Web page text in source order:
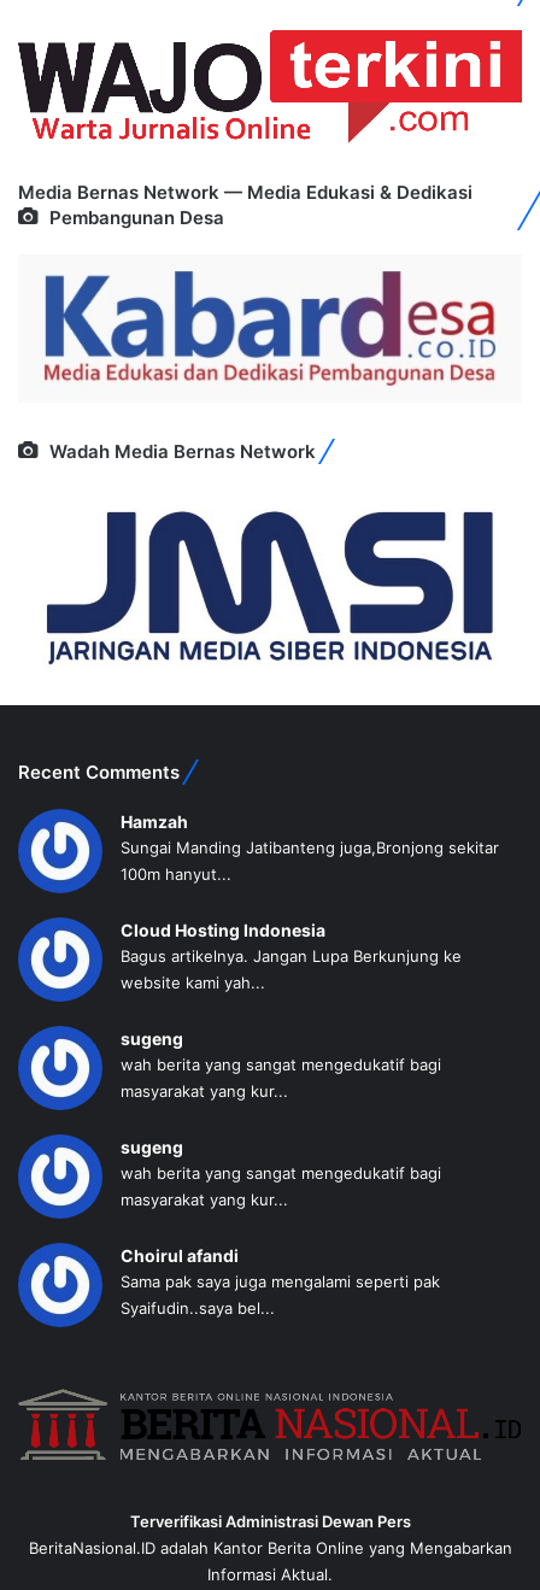
Media Bernas Network — Media Edukasi & Dedikasi
Pembangunan Desa
Wadah Media Bernas Network
Recent Comments
Hamzah
Sungai Manding Jatibanteng juga,Bronjong sekitar
100m hanyut...
Cloud Hosting Indonesia
Bagus artikelnya. Jangan Lupa Berkunjung ke
website kami yah...
sugeng
wah berita yang sangat mengedukatif bagi
masyarakat yang kur...
sugeng
wah berita yang sangat mengedukatif bagi
masyarakat yang kur...
Choirul afandi
Sama pak saya juga mengalami seperti pak
Syaifudin..saya bel...
Terverifikasi Administrasi Dewan Pers
BeritaNasional.ID adalah Kantor Berita Online yang Mengabarkan
Informasi Aktual.